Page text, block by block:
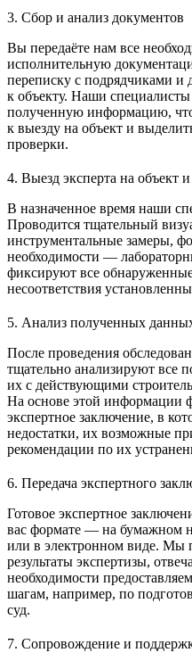
3. Сбор и анализ документов
Вы передаёте нам все
исполнительную
переписку с подрядчиками и
к объекту. Наши
полученную информацию,
к выезду на объект и
проверки.
4. Выезд эксперта на объект
В назначенное время наши
Проводится тщательный
инструментальные замеры,
необходимости —
фиксируют все
несоответствия
5. Анализ полученных
После проведения
тщательно анализируют все
их с действующими
На основе этой информации
экспертное заключение, в
недостатки, их возможные
рекомендации по их
6. Передача экспертного
Готовое экспертное
вас формате — на бумажном
или в электронном виде. Мы
результаты экспертизы,
необходимости
шагам, например, по
суд.
7. Сопровождение и